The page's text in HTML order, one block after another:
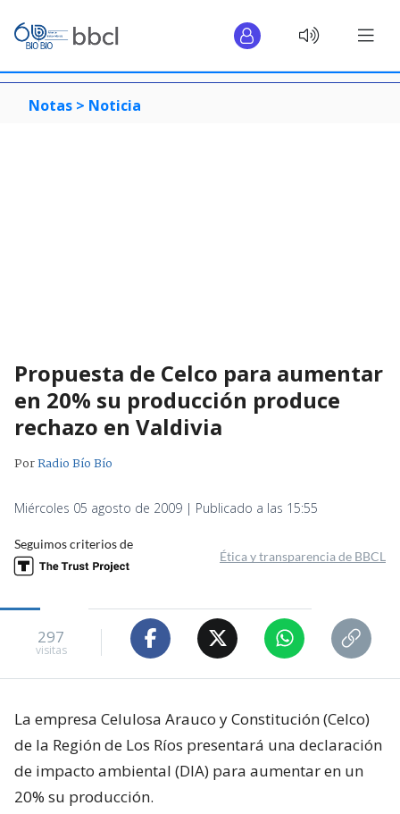
Notas > Noticia
Propuesta de Celco para aumentar
en 20% su producción produce
rechazo en Valdivia
PorRadio Bío Bío
Miércoles 05 agosto de 2009 | Publicado a las 15:55
Seguimos criterios de
Ética y transparencia de BBCL
297
visitas
La empresa Celulosa Arauco y Constitución (Celco)
de la Región de Los Ríos presentará una declaración
de impacto ambiental (DIA) para aumentar en un
20% su producción.